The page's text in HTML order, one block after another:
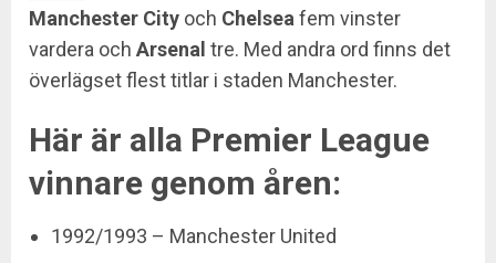
Manchester City och Chelsea fem vinster
vardera och Arsenal tre. Med andra ord finns det
överlägset flest titlar i staden Manchester.
Här är alla Premier League
vinnare genom åren:
1992/1993 – Manchester United